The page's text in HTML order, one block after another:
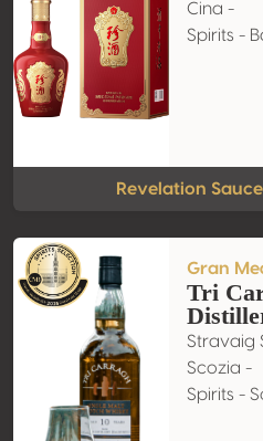
Cina -
Spirits -
Revelation
Gran
Tri
Stravaig
Scozia -
Spirits -